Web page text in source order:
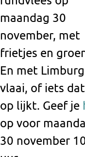
maandag 30
november, met
frietjes en
En met
vlaai, of iets
op lijkt. Geef je
op voor
30 november